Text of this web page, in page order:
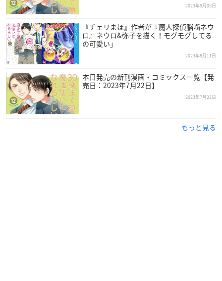
2023年9月05日
『チェリまほ』作者が『魔人探偵脳噛ネウ
ロ』ネウロ&弥子を描く！モグモグしてる
の可愛い」
2023年8月11日
本日発売の新刊漫画・コミックス一覧【発
売日：2023年7月22日】
2023年7月22日
もっと見る